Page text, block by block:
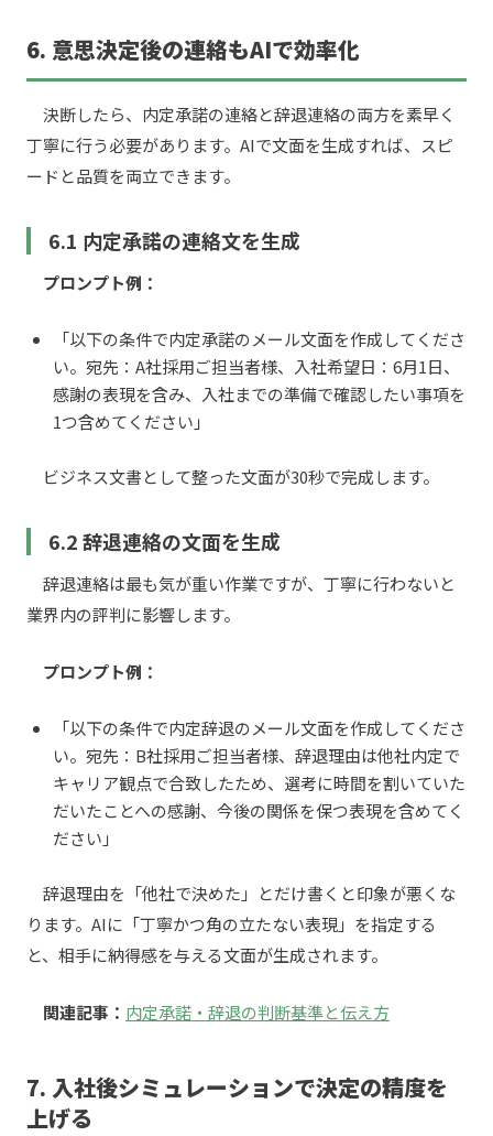
6. 意思決定後の連絡もAIで効率化
決断したら、内定承諾の連絡と辞退連絡の両方を素早く
丁寧に行う必要があります。AIで文面を生成すれば、スピ
ードと品質を両立できます。
6.1 内定承諾の連絡文を生成
プロンプト例：
「以下の条件で内定承諾のメール文面を作成してくださ
い。宛先：A社採用ご担当者様、入社希望日：6月1日、
感謝の表現を含み、入社までの準備で確認したい事項を
1つ含めてください」
ビジネス文書として整った文面が30秒で完成します。
6.2 辞退連絡の文面を生成
辞退連絡は最も気が重い作業ですが、丁寧に行わないと
業界内の評判に影響します。
プロンプト例：
「以下の条件で内定辞退のメール文面を作成してくださ
い。宛先：B社採用ご担当者様、辞退理由は他社内定で
キャリア観点で合致したため、選考に時間を割いていた
だいたことへの感謝、今後の関係を保つ表現を含めてく
ださい」
辞退理由を「他社で決めた」とだけ書くと印象が悪くな
ります。AIに「丁寧かつ角の立たない表現」を指定する
と、相手に納得感を与える文面が生成されます。
関連記事： 内定承諾・辞退の判断基準と伝え方
7. 入社後シミュレーションで決定の精度を
上げる